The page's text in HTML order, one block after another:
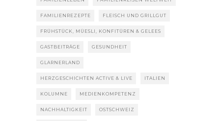
FAMILIENREZEPTE FLEISCH UND GRILLGUT
FRÜHSTÜCK, MÜESLI, KONFITÜREN & GELEES
GASTBEITRÄGE GESUNDHEIT
GLARNERLAND
HERZGESCHICHTEN ACTIVE & LIVE ITALIEN
KOLUMNE MEDIENKOMPETENZ
NACHHALTIGKEIT OSTSCHWEIZ